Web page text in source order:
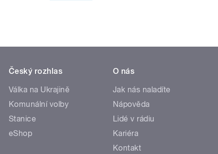
Český rozhlas
Válka na Ukrajině
Komunální volby
Stanice
eShop
O nás
Jak nás naladíte
Nápověda
Lidé v rádiu
Kariéra
Kontakt